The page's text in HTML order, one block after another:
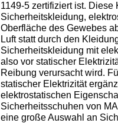
1149-5 zertifiziert ist.
Sicherheitskleidung,
Oberfläche des Gewebes
Luft statt durch den
Sicherheitskleidung mit
also vor statischer
Reibung verursacht wird.
statischer Elektrizität
elektrostatischen
Sicherheitsschuhen von
eine große Auswahl an